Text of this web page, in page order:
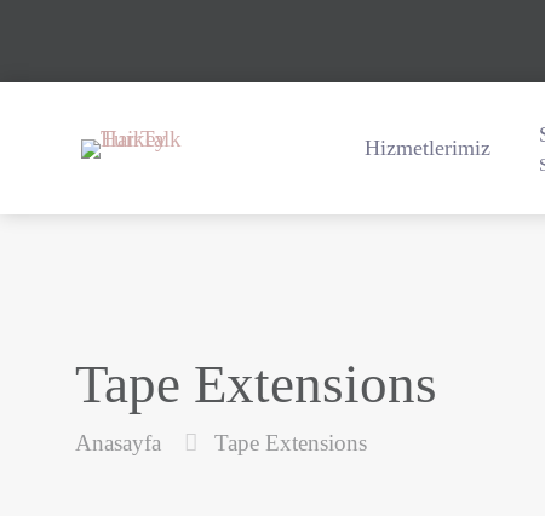
Hizmetlerimiz
Tape Extensions
Anasayfa Tape Extensions